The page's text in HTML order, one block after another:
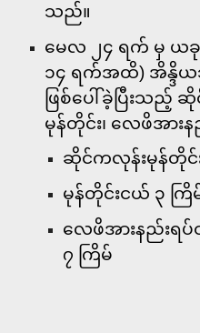
သည်။
မေလ ၂၄ ရက် မှ ယခု
၁၄ ရက်အထိ) အိန္ဒိယသ
ဖြစ်ပေါ်ခဲ့ပြီးသည့်
မုန်တိုင်း၊ လေဖိအားန
ဆိုင်ကလုန်းမုန်တိုင်
မုန်တိုင်းငယ် ၃ ကြိ
လေဖိအားနည်းရပ်
၇ ကြိမ်